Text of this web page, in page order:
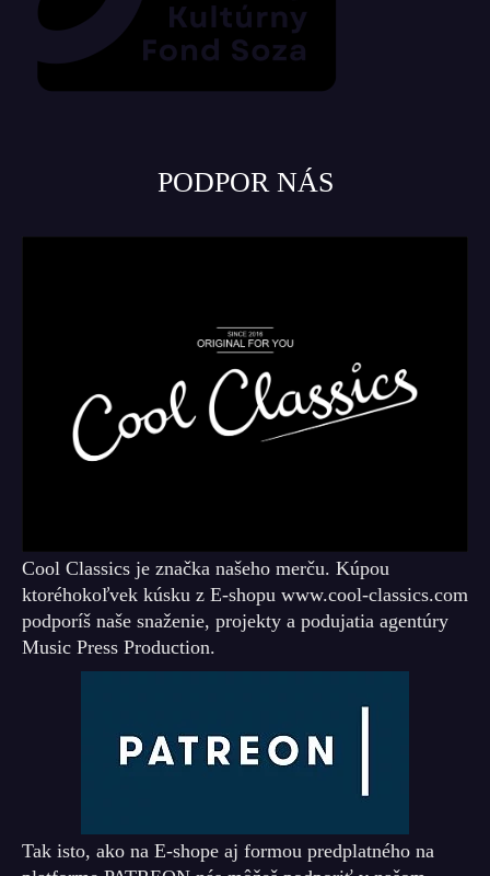
PODPOR NÁS
Cool Classics je značka našeho merču. Kúpou
ktoréhokoľvek kúsku z E-shopu www.cool-classics.com
podporíš naše snaženie, projekty a podujatia agentúry
Music Press Production.
Tak isto, ako na E-shope aj formou predplatného na